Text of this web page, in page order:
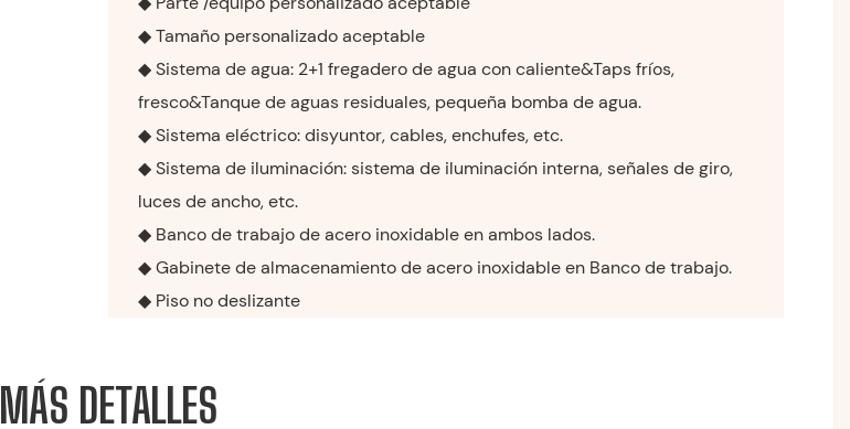
◆ Tamaño personalizado aceptable
◆ Sistema de agua: 2+1 fregadero de agua con caliente&Taps fríos,
fresco&Tanque de aguas residuales, pequeña bomba de agua.
◆ Sistema eléctrico: disyuntor, cables, enchufes, etc.
◆ Sistema de iluminación: sistema de iluminación interna, señales de giro,
luces de ancho, etc.
◆ Banco de trabajo de acero inoxidable en ambos lados.
◆ Gabinete de almacenamiento de acero inoxidable en Banco de trabajo.
◆ Piso no deslizante
MÁS DETALLES